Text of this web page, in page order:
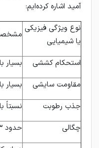
آمید اشاره کرده‌ایم:
نوع ویژگی فیزیکی
یا شیمیایی
استحکام کششی
بسیار بالا (۵۰ تا
مقاومت سایشی
بسیار
جذب رطوبت
نسبتاً بالا
چگالی
حدود ۱.۱۳ تا ۱.۱۵ گرم بر سانتی‌متر مکعب